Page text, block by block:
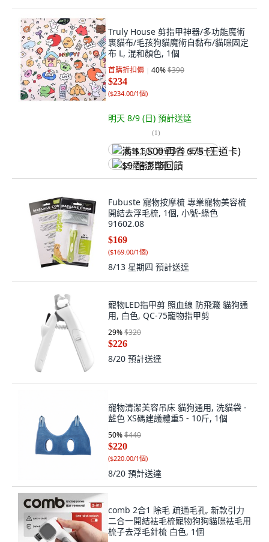
Truly House 剪指甲神器/多功能魔術
裹貓布/毛孩狗貓魔術自黏布/貓咪固定
布 L, 混和顏色, 1個
首購折扣價 40%$390
$234
($234.00/1個)
明天 8/9 (日) 預計送達
(1)
满 $1,500 再省 $75 (王道卡)
$9 酷澎幣回饋
Fubuste 寵物按摩梳 專業寵物美容梳
開結去浮毛梳, 1個, 小號-綠色
91602.08
$169
($169.00/1個)
8/13 星期四 預計送達
寵物LED指甲剪 照血線 防飛濺 貓狗通
用, 白色, QC-75寵物指甲剪
29%$320
$226
8/20 預計送達
寵物清潔美容吊床 貓狗通用, 洗貓袋 -
藍色 XS碼建議體重5 - 10斤, 1個
50%$440
$220
($220.00/1個)
8/20 預計送達
comb 2合1 除毛 疏通毛孔, 新款引力
二合一開結袪毛梳寵物狗狗貓咪袪毛用
梳子去浮毛針梳 白色, 1個